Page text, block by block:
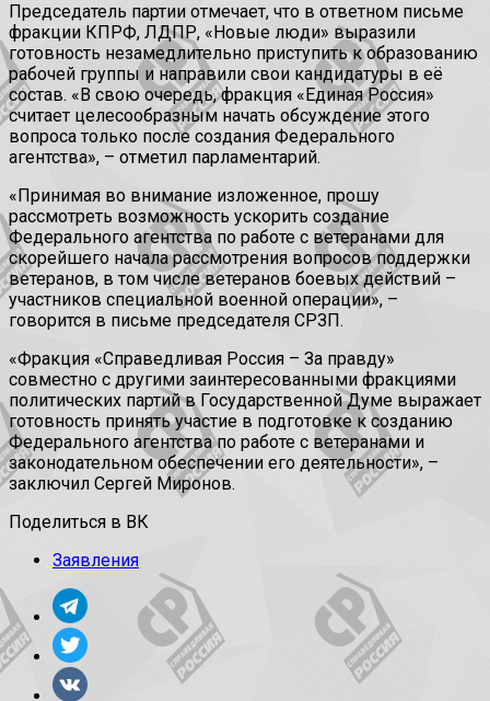
Председатель партии отмечает, что в ответном письме
фракции КПРФ, ЛДПР, «Новые люди» выразили
готовность незамедлительно приступить к образованию
рабочей группы и направили свои кандидатуры в её
состав. «В свою очередь, фракция «Единая Россия»
считает целесообразным начать обсуждение этого
вопроса только после создания Федерального
агентства», – отметил парламентарий.
«Принимая во внимание изложенное, прошу
рассмотреть возможность ускорить создание
Федерального агентства по работе с ветеранами для
скорейшего начала рассмотрения вопросов поддержки
ветеранов, в том числе ветеранов боевых действий –
участников специальной военной операции», –
говорится в письме председателя СРЗП.
«Фракция «Справедливая Россия – За правду»
совместно с другими заинтересованными фракциями
политических партий в Государственной Думе выражает
готовность принять участие в подготовке к созданию
Федерального агентства по работе с ветеранами и
законодательном обеспечении его деятельности», –
заключил Сергей Миронов.
Поделиться в ВК
Заявления